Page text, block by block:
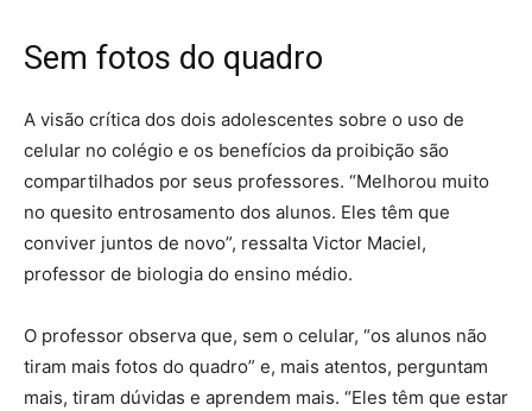
Sem fotos do quadro
A visão crítica dos dois adolescentes sobre o uso de
celular no colégio e os benefícios da proibição são
compartilhados por seus professores. “Melhorou muito
no quesito entrosamento dos alunos. Eles têm que
conviver juntos de novo”, ressalta Victor Maciel,
professor de biologia do ensino médio.
O professor observa que, sem o celular, “os alunos não
tiram mais fotos do quadro” e, mais atentos, perguntam
mais, tiram dúvidas e aprendem mais. “Eles têm que estar